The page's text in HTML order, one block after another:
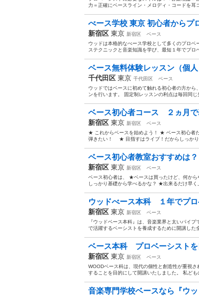
力＝正確にベースライン・メロディ・コードを耳
べース学校 東京 初心者からプ
新宿区 東京 新宿区
ベース
ウッドは本格的なべース学校として多くのプロ
ステクニックと音楽知識を学び、最短１年でプロ
ベース無料体験レッスン（個人
千代田区 東京 千代田区
ベース
ウッドではベースに初めて触れる初心者の方か
ンを行います。 固定制レッスンの利点は毎回同
ベース初心者コース ２ヵ月
新宿区 東京 新宿区
ベース
★ これからベースを始めよう！ ★ ベース初心
弾きたい！ ★ 目指すはライブ！だからしっかり
ベース初心者教室おすすめは
新宿区 東京 新宿区
ベース
ベース初心者は、 ★ベースは買ったけど、何か
しっかり基礎から学べるかな？ ★出来るだけ早
ウッドべース本科 １年でプロ
新宿区 東京 新宿区
ベース
『ウッドベース本科』は、音楽業界と太いパイ
で活躍するベーシストを養成するために開講し
ベース本科 プロベーシストを
新宿区 東京 新宿区
ベース
WOODベース科は、現代の個性と創造性が重視
することを目的にして開講いたしました。 私ど
音楽専門学校ベースなら『ウ